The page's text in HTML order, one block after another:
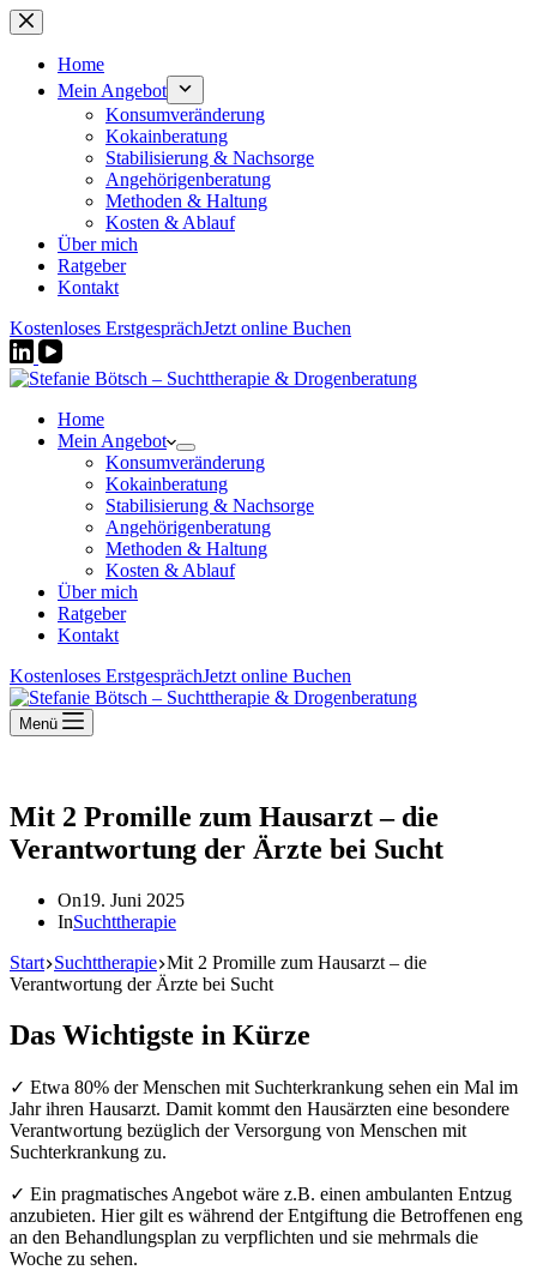
Zum
Inhalt
springenHome
Mein Angebot
Konsumveränderung
Kokainberatung
Stabilisierung & Nachsorge
Angehörigenberatung
Methoden & Haltung
Kosten & Ablauf
Über mich
Ratgeber
Kontakt
Kostenloses ErstgesprächJetzt online Buchen
Home
Mein Angebot
Konsumveränderung
Kokainberatung
Stabilisierung & Nachsorge
Angehörigenberatung
Methoden & Haltung
Kosten & Ablauf
Über mich
Ratgeber
Kontakt
Kostenloses ErstgesprächJetzt online Buchen
Menü
Mit 2 Promille zum Hausarzt – die
Verantwortung der Ärzte bei Sucht
On19. Juni 2025
InSuchttherapie
Start Suchttherapie Mit 2 Promille zum Hausarzt – die
Verantwortung der Ärzte bei Sucht
Das Wichtigste in Kürze
✓ Etwa 80% der Menschen mit Suchterkrankung sehen ein Mal im
Jahr ihren Hausarzt. Damit kommt den Hausärzten eine besondere
Verantwortung bezüglich der Versorgung von Menschen mit
Suchterkrankung zu.
✓ Ein pragmatisches Angebot wäre z.B. einen ambulanten Entzug
anzubieten. Hier gilt es während der Entgiftung die Betroffenen eng
an den Behandlungsplan zu verpflichten und sie mehrmals die
Woche zu sehen.